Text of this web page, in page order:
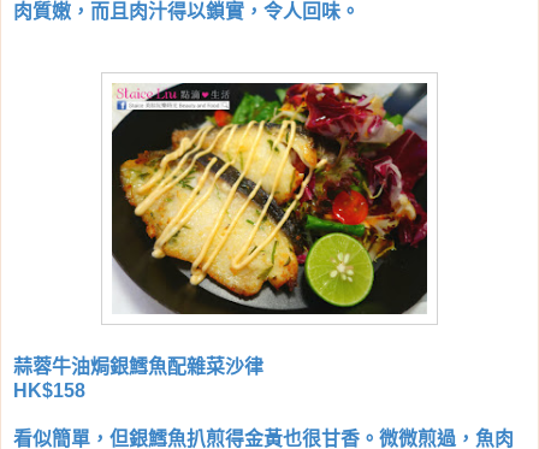
肉質嫩，而且肉汁得以鎖實，令人回味。
蒜蓉牛油焗銀鱈魚配雜菜沙律
HK$158
看似簡單，但銀鱈魚扒煎得金黃也很甘香。微微煎過，魚肉